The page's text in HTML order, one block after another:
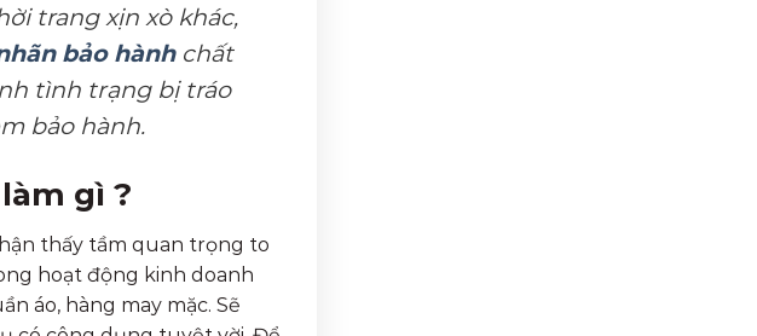
trang xịn xò khác,
bảo hànhchất
tình trạng bị tráo
bảo hành.
gì ?
thấy tầm quan trọng to
hoạt động kinh doanh
áo, hàng may mặc. Sẽ